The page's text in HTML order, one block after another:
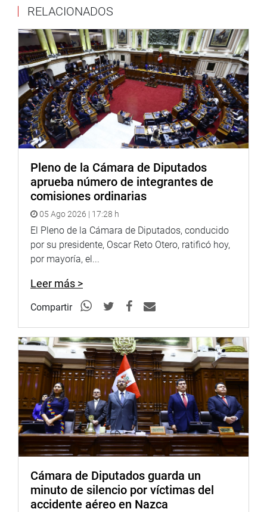
Facebook:
https://www.facebook.com/congresodelarepublicadelperu?
fref=ts
Twitter:https://twitter.com/congresoperu
https://twitter.com/congresoperu>
Youtube:http://www.youtube.com/congresoperu
http://www.youtube.com/congresoperu>
Soundcloud:https://soundcloud.com/radiocongreso
https://soundcloud.com/radiocongreso>
Sistema de Archivo Fotográfico (SAF):
http://www4.congreso.gob.pe/fotografia.asp
RELACIONADOS
Pleno de la Cámara de Diputados
aprueba número de integrantes de
comisiones ordinarias
05 Ago 2026 | 17:28 h
El Pleno de la Cámara de Diputados, conducido
por su presidente, Oscar Reto Otero, ratificó hoy,
por mayoría, el...
Leer más >
Compartir
Cámara de Diputados guarda un
minuto de silencio por víctimas del
accidente aéreo en Nazca